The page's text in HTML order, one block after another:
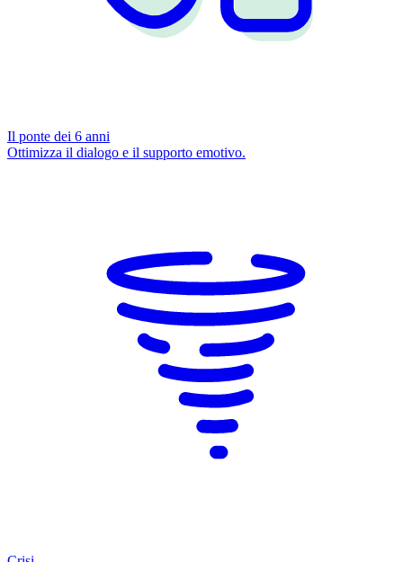
Il ponte dei 6 anni
Ottimizza il dialogo e il supporto emotivo.